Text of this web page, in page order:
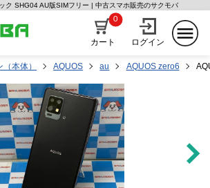
ク SHG04 AU版SIMフリー | 中古スマホ販売のサクモバ
カート
0
ログイン
本体） AQUOS au AQUOS zero6